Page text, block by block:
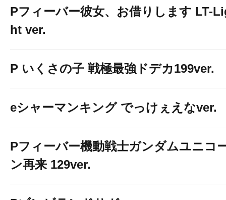
Pフィーバー彼女、お借りします LT-
ht ver.
P いくさの子 戦極最強ドデカ199ver.
eシャーマンキング でっけぇえなver.
Pフィーバー機動戦士ガンダムユニコ
ン再来 129ver.